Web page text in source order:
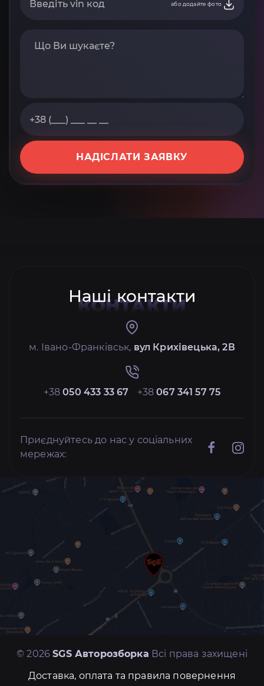
або додайте фото
НАДІСЛАТИ ЗАЯВКУ
Наші контакти
КОНТАКТИ
м. Івано-Франківськ, вул Крихівецька, 2В
+38050 433 33 67 +38067 341 57 75
Приєднуйтесь до нас у соціальних
мережах:
© 2026SGS Авторозборка Всі права захищені
Доставка, оплата та правила повернення